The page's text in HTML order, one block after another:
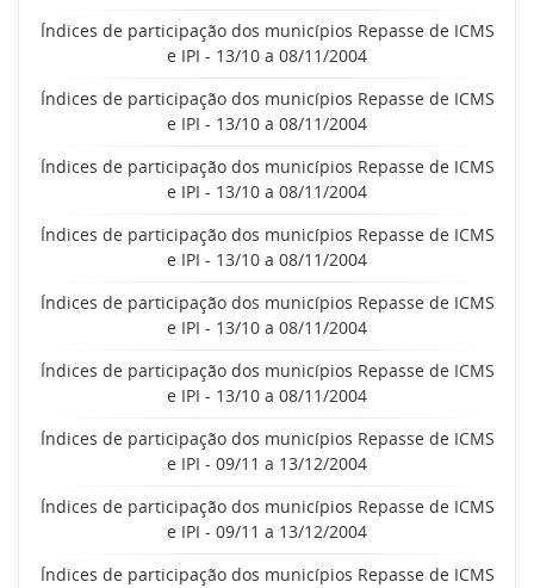
Índices de participação dos municípios Repasse de ICMS
e IPI - 13/10 a 08/11/2004
Índices de participação dos municípios Repasse de ICMS
e IPI - 13/10 a 08/11/2004
Índices de participação dos municípios Repasse de ICMS
e IPI - 13/10 a 08/11/2004
Índices de participação dos municípios Repasse de ICMS
e IPI - 13/10 a 08/11/2004
Índices de participação dos municípios Repasse de ICMS
e IPI - 13/10 a 08/11/2004
Índices de participação dos municípios Repasse de ICMS
e IPI - 13/10 a 08/11/2004
Índices de participação dos municípios Repasse de ICMS
e IPI - 09/11 a 13/12/2004
Índices de participação dos municípios Repasse de ICMS
e IPI - 09/11 a 13/12/2004
Índices de participação dos municípios Repasse de ICMS